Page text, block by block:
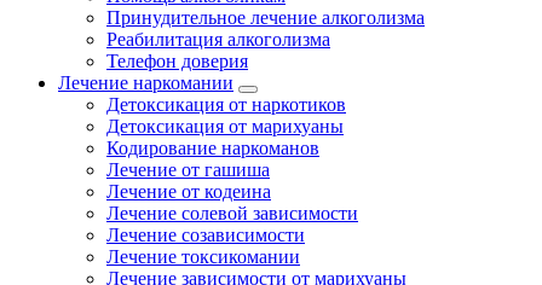
Принудительное лечение алкоголизма
Реабилитация алкоголизма
Телефон доверия
Лечение наркомании
Детоксикация от наркотиков
Детоксикация от марихуаны
Кодирование наркоманов
Лечение от гашиша
Лечение от кодеина
Лечение солевой зависимости
Лечение созависимости
Лечение токсикомании
Лечение зависимости от марихуаны